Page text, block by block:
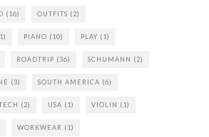
(16) OUTFITS (2)
PIANO (10) PLAY (1)
ROADTRIP (36) SCHUMANN (2)
(3) SOUTH AMERICA (6)
(2) USA (1) VIOLIN (1)
WORKWEAR (1)